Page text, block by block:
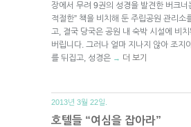
장에서 무려 9권의 성경을 발견한 버크너
적절한” 책을 비치해 둔 주립공원 관리소
고, 결국 당국은 공원 내 숙박 시설에 비
버립니다. 그러나 얼마 지나지 않아 조지
를 뒤집고, 성경은 → 더 보기
2013년 3월 22일.
호텔들 “여심을 잡아라”